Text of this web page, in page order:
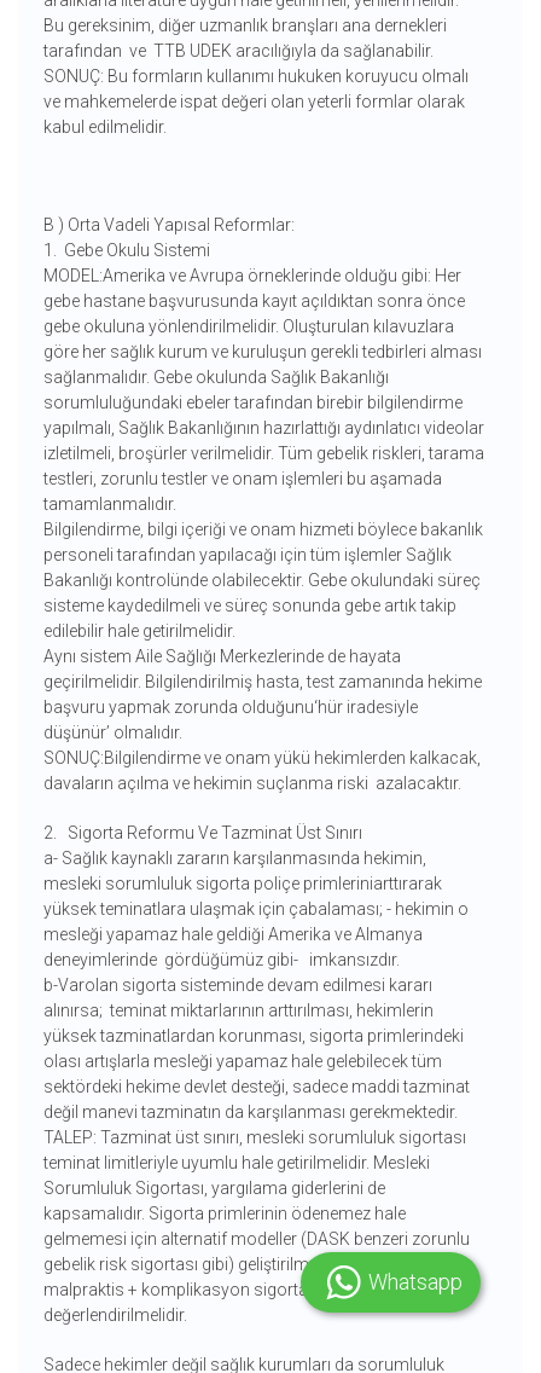
Bu gereksinim, diğer uzmanlık branşları ana dernekleri
tarafından ve TTB UDEK aracılığıyla da sağlanabilir.
SONUÇ: Bu formların kullanımı hukuken koruyucu olmalı
ve mahkemelerde ispat değeri olan yeterli formlar olarak
kabul edilmelidir.
B ) Orta Vadeli Yapısal Reformlar:
1. Gebe Okulu Sistemi
MODEL:Amerika ve Avrupa örneklerinde olduğu gibi: Her
gebe hastane başvurusunda kayıt açıldıktan sonra önce
gebe okuluna yönlendirilmelidir. Oluşturulan kılavuzlara
göre her sağlık kurum ve kuruluşun gerekli tedbirleri alması
sağlanmalıdır. Gebe okulunda Sağlık Bakanlığı
sorumluluğundaki ebeler tarafından birebir bilgilendirme
yapılmalı, Sağlık Bakanlığının hazırlattığı aydınlatıcı videolar
izletilmeli, broşürler verilmelidir. Tüm gebelik riskleri, tarama
testleri, zorunlu testler ve onam işlemleri bu aşamada
tamamlanmalıdır.
Bilgilendirme, bilgi içeriği ve onam hizmeti böylece bakanlık
personeli tarafından yapılacağı için tüm işlemler Sağlık
Bakanlığı kontrolünde olabilecektir. Gebe okulundaki süreç
sisteme kaydedilmeli ve süreç sonunda gebe artık takip
edilebilir hale getirilmelidir.
Aynı sistem Aile Sağlığı Merkezlerinde de hayata
geçirilmelidir. Bilgilendirilmiş hasta, test zamanında hekime
başvuru yapmak zorunda olduğunu‘hür iradesiyle
düşünür’ olmalıdır.
SONUÇ:Bilgilendirme ve onam yükü hekimlerden kalkacak,
davaların açılma ve hekimin suçlanma riski azalacaktır.
2. Sigorta Reformu Ve Tazminat Üst Sınırı
a- Sağlık kaynaklı zararın karşılanmasında hekimin,
mesleki sorumluluk sigorta poliçe primleriniarttırarak
yüksek teminatlara ulaşmak için çabalaması; - hekimin o
mesleği yapamaz hale geldiği Amerika ve Almanya
deneyimlerinde gördüğümüz gibi- imkansızdır.
b-Varolan sigorta sisteminde devam edilmesi kararı
alınırsa; teminat miktarlarının arttırılması, hekimlerin
yüksek tazminatlardan korunması, sigorta primlerindeki
olası artışlarla mesleği yapamaz hale gelebilecek tüm
sektördeki hekime devlet desteği, sadece maddi tazminat
değil manevi tazminatın da karşılanması gerekmektedir.
TALEP: Tazminat üst sınırı, mesleki sorumluluk sigortası
teminat limitleriyle uyumlu hale getirilmelidir. Mesleki
Sorumluluk Sigortası, yargılama giderlerini de
kapsamalıdır. Sigorta primlerinin ödenemez hale
gelmemesi için alternatif modeller (DASK benzeri zorunlu
gebelik risk sigortası gibi) geliştirilmelidir. Hasta merkezli
malpraktis + komplikasyon sigortası modeli uzun vadede
değerlendirilmelidir.
Sadece hekimler değil sağlık kurumları da sorumluluk
Whatsapp